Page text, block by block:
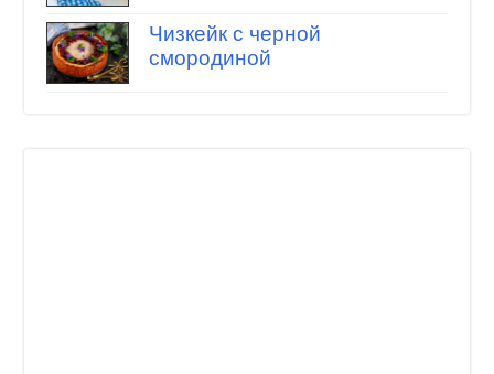
Чизкейк с черной
смородиной